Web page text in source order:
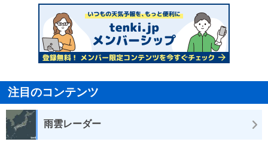
注目のコンテンツ
雨雲レーダー